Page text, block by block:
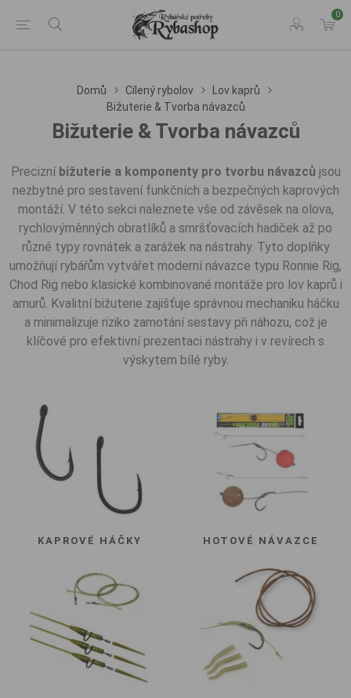
0
Domů Cílený rybolov
Lov kaprů
Bižuterie & Tvorba návazců
Bižuterie & Tvorba návazců
Precizní bižuterie a komponenty pro tvorbu návazců jsou
nezbytné pro sestavení funkčních a bezpečných kaprových
montáží. V této sekci naleznete vše od závěsek na olova,
rychlovýměnných obratlíků a smršťovacích hadiček až po
různé typy rovnátek a zarážek na nástrahy. Tyto doplňky
umožňují rybářům vytvářet moderní návazce typu Ronnie Rig,
Chod Rig nebo klasické kombinované montáže pro lov kaprů i
amurů. Kvalitní bižuterie zajišťuje správnou mechaniku háčku
a minimalizuje riziko zamotání sestavy při náhozu, což je
klíčové pro efektivní prezentaci nástrahy i v revírech s
výskytem bílé ryby.
KAPROVÉ HÁČKY HOTOVÉ NÁVAZCE